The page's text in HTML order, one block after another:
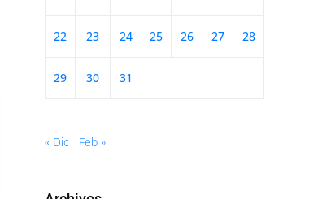
22 23 24 25 26 27 28
29 30 31
« Dic Feb »